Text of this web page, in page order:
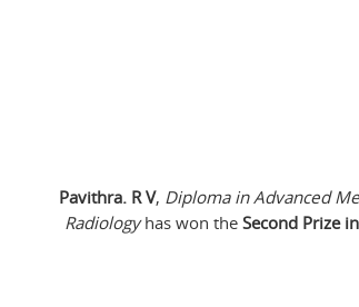
Pavithra. R V, Diploma in Advanced
Radiologyhas won theSecond Prize